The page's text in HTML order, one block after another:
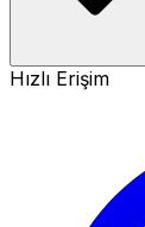
Hızlı Erişim